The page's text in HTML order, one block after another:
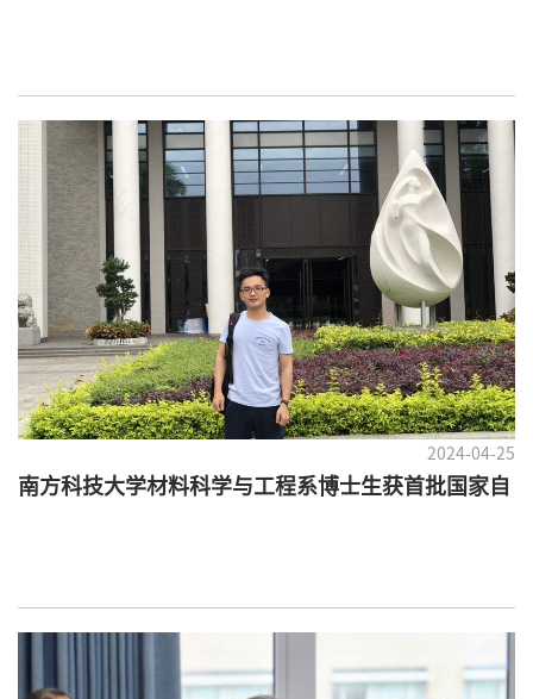
2024-04-25
南方科技大学材料科学与工程系博士生获首批国家自